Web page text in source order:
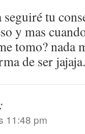
tu
y mas
tomo? nada
de ser jajaja.
11:48 pm